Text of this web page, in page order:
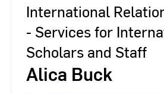
International
- Services for
Scholars and Staff
Alica Buck